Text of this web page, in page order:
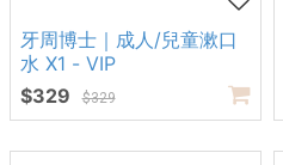
牙周博士｜成人/兒童漱口
水 X1 - VIP
$329
$329